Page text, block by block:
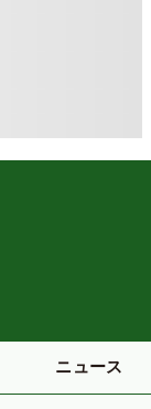
ニュース